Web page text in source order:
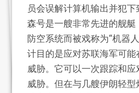
员会误解计算机输出并犯
森号是一艘非常先进的舰艇
防空系统而被戏称为“机器
计目的是应对苏联海军可能
威胁。它可以一次跟踪和应
威胁。但在与几艘伊朗轻型